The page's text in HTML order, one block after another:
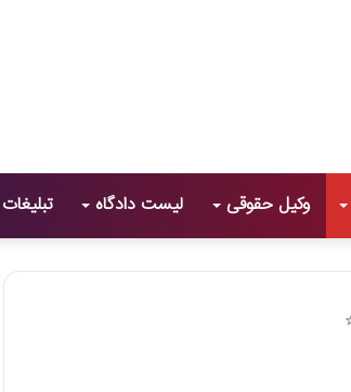
وکیل حقوقی لیست دادگاه تبلیغات